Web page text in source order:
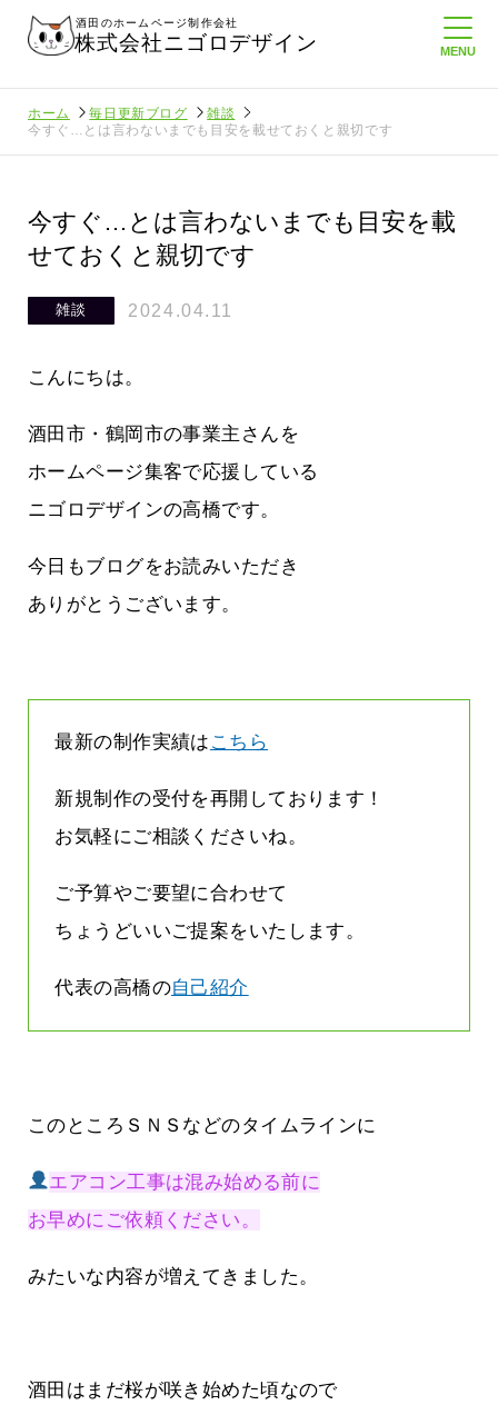
酒田のホームページ制作会社
株式会社ニゴロデザイン
ホーム 毎日更新ブログ
雑談
今すぐ…とは言わないまでも目安を載せておくと親切です
今すぐ…とは言わないまでも目安を載
せておくと親切です
雑談 2024.04.11
こんにちは。
酒田市・鶴岡市の事業主さんを
ホームページ集客で応援している
ニゴロデザインの高橋です。
今日もブログをお読みいただき
ありがとうございます。
最新の制作実績は こちら
新規制作の受付を再開しております！
お気軽にご相談くださいね。
ご予算やご要望に合わせて
ちょうどいいご提案をいたします。
代表の高橋の自己紹介
このところＳＮＳなどのタイムラインに
エアコン工事は混み始める前に
お早めにご依頼ください。
みたいな内容が増えてきました。
酒田はまだ桜が咲き始めた頃なので
より利
まって
酒田商工会議所さんへニゴロ通信を持
って行くときって8～9割方雨なんです
よね